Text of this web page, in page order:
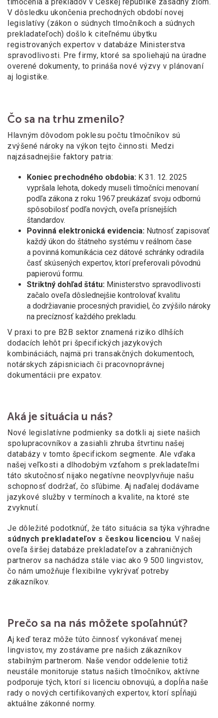
V dôsledku ukončenia prechodných období novej
legislatívy (zákon o súdnych tlmočníkoch a súdnych
prekladateľoch) došlo k citeľnému úbytku
registrovaných expertov v databáze Ministerstva
spravodlivosti. Pre firmy, ktoré sa spoliehajú na úradne
overené dokumenty, to prináša nové výzvy v plánovaní
aj logistike.
Čo sa na trhu zmenilo?
Hlavným dôvodom poklesu počtu tlmočníkov sú
zvýšené nároky na výkon tejto činnosti. Medzi
najzásadnejšie faktory patria:
Koniec prechodného obdobia: K 31. 12. 2025
vypršala lehota, dokedy museli tlmočníci menovaní
podľa zákona z roku 1967 preukázať svoju odbornú
spôsobilosť podľa nových, oveľa prísnejších
štandardov.
Povinná elektronická evidencia: Nutnosť zapisovať
každý úkon do štátneho systému v reálnom čase
a povinná komunikácia cez dátové schránky odradila
časť skúsených expertov, ktorí preferovali pôvodnú
papierovú formu.
Striktný dohľad štátu: Ministerstvo spravodlivosti
začalo oveľa dôslednejšie kontrolovať kvalitu
a dodržiavanie procesných pravidiel, čo zvýšilo nároky
na precíznosť každého prekladu.
V praxi to pre B2B sektor znamená riziko dlhších
dodacích lehôt pri špecifických jazykových
kombináciách, najmä pri transakčných dokumentoch,
notárskych zápisniciach či pracovnoprávnej
dokumentácii pre expatov.
Aká je situácia u nás?
Nové legislatívne podmienky sa dotkli aj siete našich
spolupracovníkov a zasiahli zhruba štvrtinu našej
databázy v tomto špecifickom segmente. Ale vďaka
našej veľkosti a dlhodobým vzťahom s prekladateľmi
táto skutočnosť nijako negatívne neovplyvňuje našu
schopnosť dodržať, čo sľúbime. Aj naďalej dodávame
jazykové služby v termínoch a kvalite, na ktoré ste
zvyknutí.
Je dôležité podotknúť, že táto situácia sa týka výhradne
súdnych prekladateľov s českou licenciou. V našej
oveľa širšej databáze prekladateľov a zahraničných
partnerov sa nachádza stále viac ako 9 500 lingvistov,
čo nám umožňuje flexibilne vykrývať potreby
zákazníkov.
Prečo sa na nás môžete spoľahnúť?
Aj keď teraz môže túto činnosť vykonávať menej
lingvistov, my zostávame pre našich zákazníkov
stabilným partnerom. Naše vendor oddelenie totiž
neustále monitoruje status našich tlmočníkov, aktívne
podporuje tých, ktorí si licenciu obnovujú, a dopĺňa naše
rady o nových certifikovaných expertov, ktorí spĺňajú
aktuálne zákonné normy.